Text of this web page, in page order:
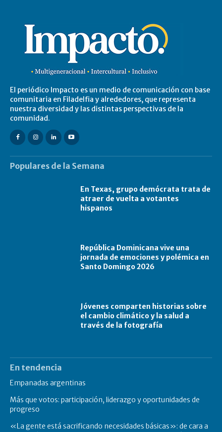
El periódico Impacto es un medio de comunicación con base
comunitaria en Filadelfia y alrededores, que representa
nuestra diversidad y las distintas perspectivas de la
comunidad.
Populares de la Semana
En Texas, grupo demócrata trata de
atraer de vuelta a votantes
hispanos
República Dominicana vive una
jornada de emociones y polémica en
Santo Domingo 2026
Jóvenes comparten historias sobre
el cambio climático y la salud a
través de la fotografía
En tendencia
Empanadas argentinas
Más que votos: participación, liderazgo y oportunidades de
progreso
«La gente está sacrificando necesidades básicas»: de cara a